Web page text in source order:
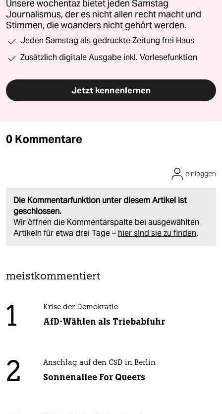
Unsere wochentaz bietet jeden Samstag
Journalismus, der es nicht allen recht macht und
Stimmen, die woanders nicht gehört werden.
Jeden Samstag als gedruckte Zeitung frei Haus
Zusätzlich digitale Ausgabe inkl. Vorlesefunktion
Jetzt kennenlernen
0 Kommentare
Die Kommentarfunktion unter diesem Artikel ist
geschlossen.
Wir öffnen die Kommentarspalte bei ausgewählten
Artikeln für etwa drei Tage – hier sind sie zu finden.
einloggen
meistkommentiert
1 Krise der Demokratie
AfD-Wählen als Triebabfuhr
2 Anschlag auf den CSD in Berlin
Sonnenallee For Queers